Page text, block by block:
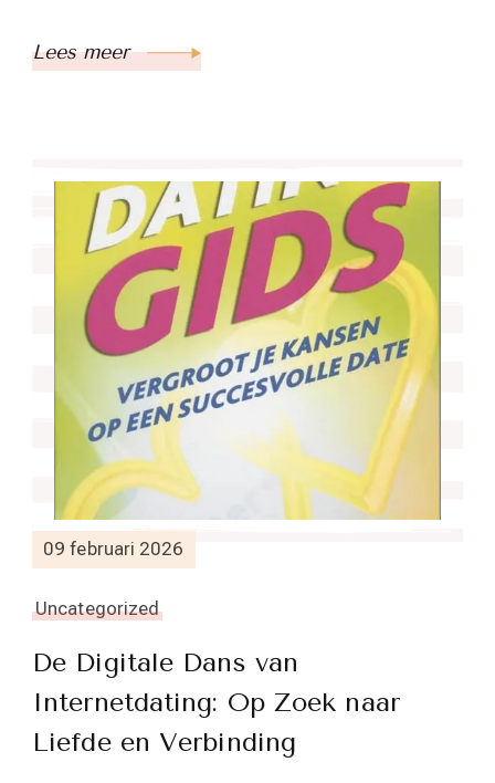
Lees meer
09 februari 2026
Uncategorized
De Digitale Dans van
Internetdating: Op Zoek naar
Liefde en Verbinding